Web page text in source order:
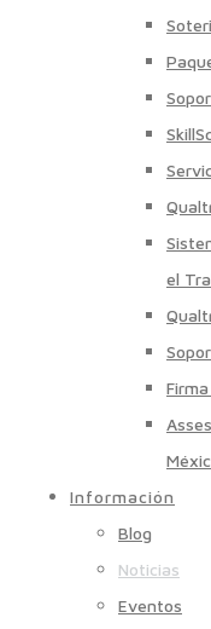
el
Información
Blog
Noticias
Eventos